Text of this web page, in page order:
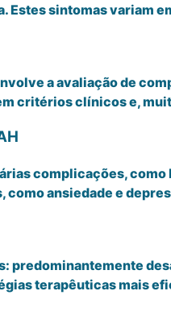
sintomas variam
a avaliação de
critérios clínicos e,
complicações,
ansiedade e
predominantemente
terapêuticas mais